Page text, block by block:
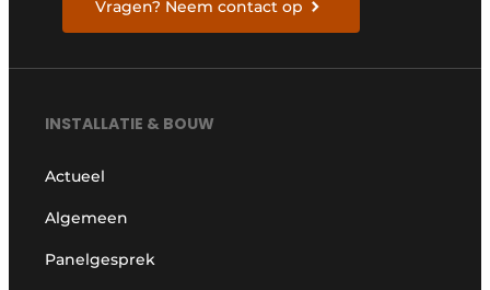
Vragen? Neem contact op
INSTALLATIE & BOUW
Actueel
Algemeen
Panelgesprek